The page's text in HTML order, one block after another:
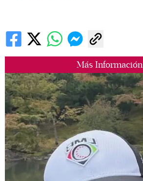
Más Información